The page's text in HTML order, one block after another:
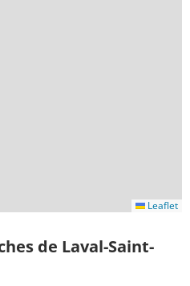
Leaflet
de Laval-Saint-